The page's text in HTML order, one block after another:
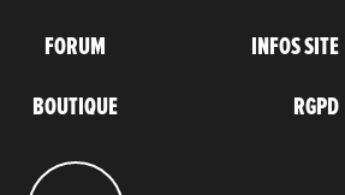
FORUM
BOUTIQUE
INFOS SITE
RGPD